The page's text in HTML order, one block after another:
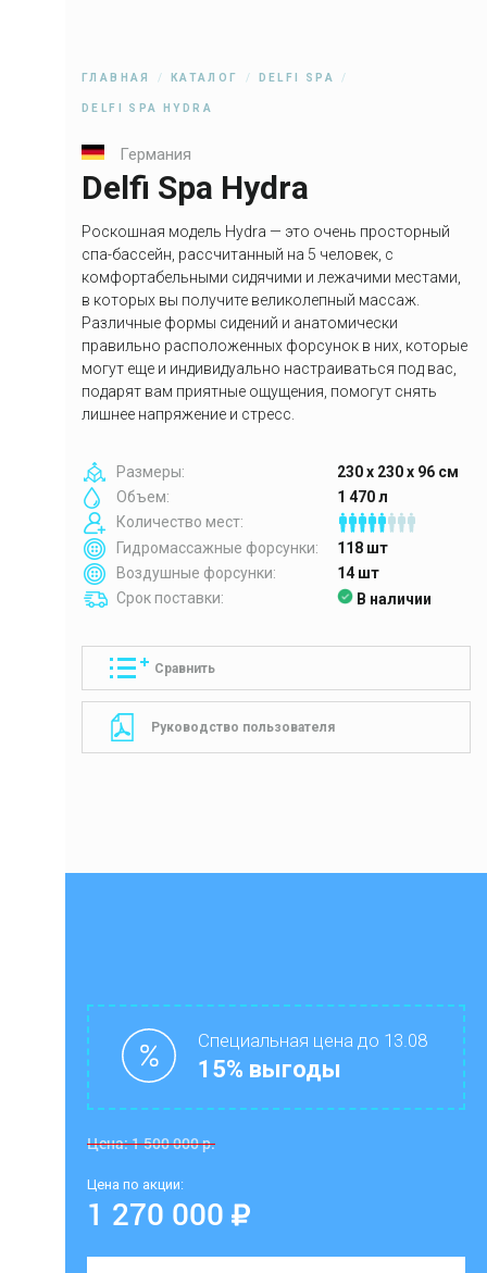
ГЛАВНАЯ КАТАЛОГ DELFI SPA
DELFI SPA HYDRA
Германия
Delfi Spa Hydra
Роскошная модель Hydra — это очень просторный
спа-бассейн, рассчитанный на 5 человек, с
комфортабельными сидячими и лежачими местами,
в которых вы получите великолепный массаж.
Различные формы сидений и анатомически
правильно расположенных форсунок в них, которые
могут еще и индивидуально настраиваться под вас,
подарят вам приятные ощущения, помогут снять
лишнее напряжение и стресс.
Размеры:
230 x 230 x 96 см
Объем:
1 470 л
Количество мест:
Гидромассажные форсунки:
118 шт
Воздушные форсунки:
14 шт
Срок поставки:
В наличии
Сравнить
Руководство пользователя
Специальная цена до 13.08
15% выгоды
Цена:1 500 000р.
Цена по акции:
1 270 000